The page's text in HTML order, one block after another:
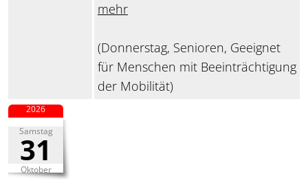
mehr
(Donnerstag, Senioren, Geeignet
für Menschen mit Beeinträchtigung
der Mobilität)
Samstag
31
Oktober
2026